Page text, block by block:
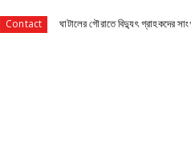
ঘাটালের গৌরাতে বিদ্যুৎ গ্রাহকদের সাংগঠনিক সভা